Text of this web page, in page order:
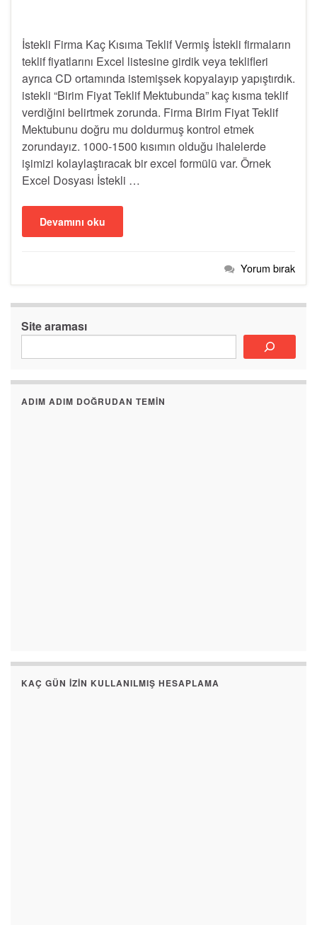
İstekli Firma Kaç Kısıma Teklif Vermiş İstekli firmaların
teklif fiyatlarını Excel listesine girdik veya teklifleri
ayrıca CD ortamında istemişsek kopyalayıp yapıştırdık.
istekli “Birim Fiyat Teklif Mektubunda” kaç kısma teklif
verdiğini belirtmek zorunda. Firma Birim Fiyat Teklif
Mektubunu doğru mu doldurmuş kontrol etmek
zorundayız. 1000-1500 kısımın olduğu ihalelerde
işimizi kolaylaştıracak bir excel formülü var. Örnek
Excel Dosyası İstekli …
Devamını oku
Yorum bırak
Site araması
ADIM ADIM DOĞRUDAN TEMIN
KAÇ GÜN İZIN KULLANILMIŞ HESAPLAMA